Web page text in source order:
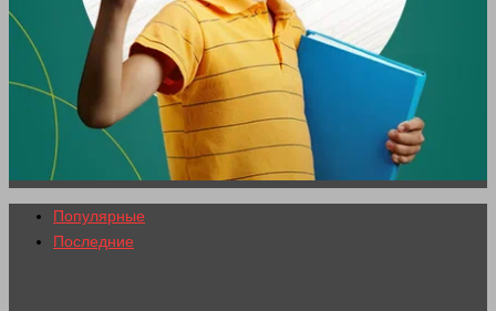
Популярные
Последние